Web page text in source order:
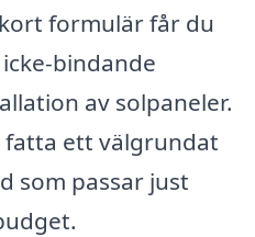
formulär får du
bindande
av solpaneler.
ett välgrundat
som passar just